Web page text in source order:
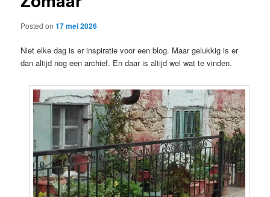
Posted on17 mei 2026
Niet elke dag is er inspiratie voor een blog. Maar gelukkig is er
dan altijd nog een archief. En daar is altijd wel wat te vinden.